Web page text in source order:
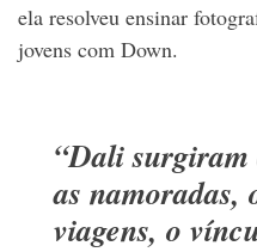
ela resolveu ensinar
jovens com Down.
“Dali surgiram
as namoradas,
viagens, o